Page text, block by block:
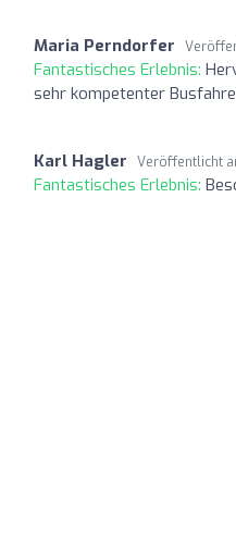
Maria Perndorfer
Fantastisches Erlebnis:
sehr kompetenter
Karl Hagler Veröffentlicht
Fantastisches Erlebnis: